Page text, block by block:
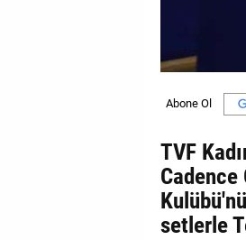
TVF
Cadence
setlerle